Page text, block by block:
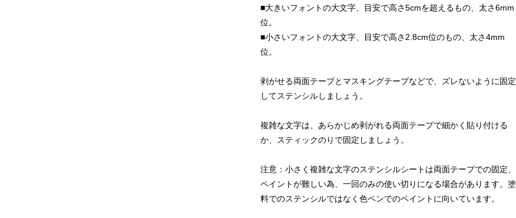
■大きいフォントの大文字、目安で高さ5cmを超えるもの、太さ6mm
位。
■小さいフォントの大文字、目安で高さ2.8cm位のもの、太さ4mm
位。
剥がせる両面テープとマスキングテープなどで、ズレないように固定
してステンシルしましょう。
複雑な文字は、あらかじめ剥がれる両面テープで細かく貼り付ける
か、スティックのりで固定しましょう。
注意：小さく複雑な文字のステンシルシートは両面テープでの固定、
ペイントが難しい為、一回のみの使い切りになる場合があります。塗
料でのステンシルではなく色ペンでのペイントに向いています。